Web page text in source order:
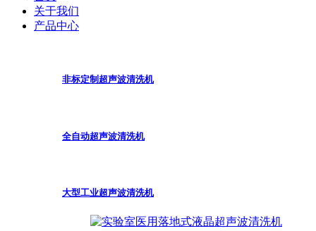
关于我们
产品中心
非标定制超声波清洗机
全自动超声波清洗机
大型工业超声波清洗机